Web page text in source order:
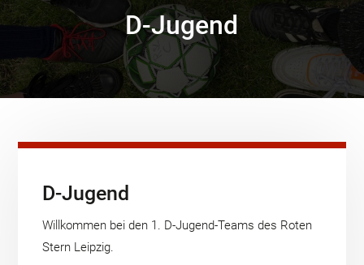
D-Jugend
D-Jugend
Willkommen bei den 1. D-Jugend-Teams des Roten
Stern Leipzig.